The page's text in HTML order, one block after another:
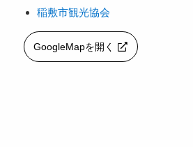
稲敷市観光協会
GoogleMapを開く